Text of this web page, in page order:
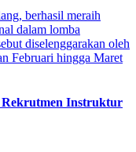
Rekrutmen Instruktur